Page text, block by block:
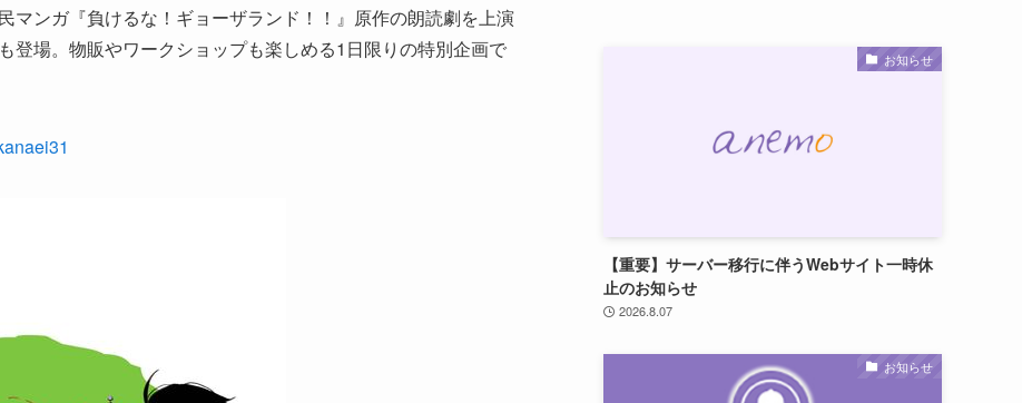
マンガ『負けるな！ギョーザランド！！』原作の朗読劇を上演
登場。物販やワークショップも楽しめる1日限りの特別企画で
お知らせ
【重要】サーバー移行に伴うWebサイト一時休
止のお知らせ
2026.8.07
お知らせ